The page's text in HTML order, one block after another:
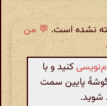
نشده است. 💬 من
کنید و با
گوشهٔ پایین سمت
شوید.